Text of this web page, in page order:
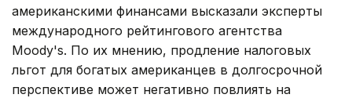
американскими финансами высказали эксперты
международного рейтингового агентства
Moody's. По их мнению, продление налоговых
льгот для богатых американцев в долгосрочной
перспективе может негативно повлиять на